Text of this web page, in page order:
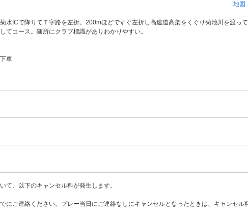
地図
水ICで降りてＴ字路を左折。200mほどですぐ左折し高速道高架をくぐり菊池川を渡っ
てコース。随所にクラブ標識がありわかりやすい。
車
て、以下のキャンセル料が発生します。
にご連絡ください。プレー当日にご連絡なしにキャンセルとなったときは、キャンセル